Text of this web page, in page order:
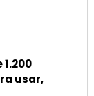
usar,